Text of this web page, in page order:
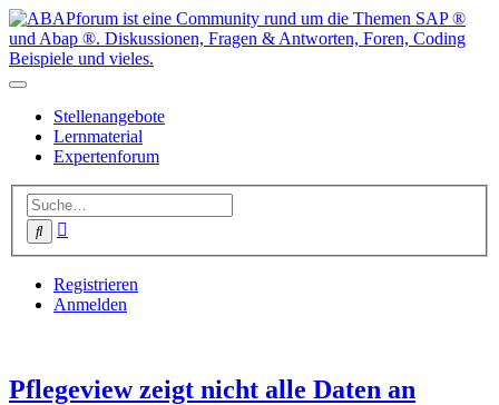
Stellenangebote
Lernmaterial
Expertenforum
Suche
Registrieren
Anmelden
Pflegeview zeigt nicht alle Daten an